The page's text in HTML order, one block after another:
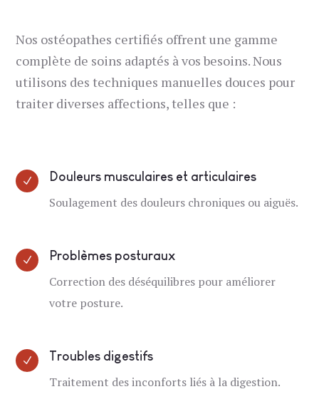
Nos ostéopathes certifiés offrent une gamme
complète de soins adaptés à vos besoins. Nous
utilisons des techniques manuelles douces pour
traiter diverses affections, telles que :
N Douleurs musculaires et articulaires
Soulagement des douleurs chroniques ou aiguës.
N Problèmes posturaux
Correction des déséquilibres pour améliorer
votre posture.
N Troubles digestifs
Traitement des inconforts liés à la digestion.